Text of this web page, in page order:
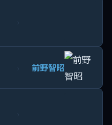
前野智昭